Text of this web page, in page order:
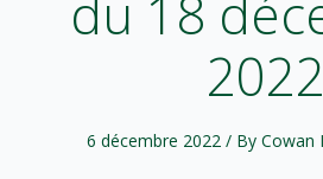
du 18
2022
6 décembre 2022 / By Cowan